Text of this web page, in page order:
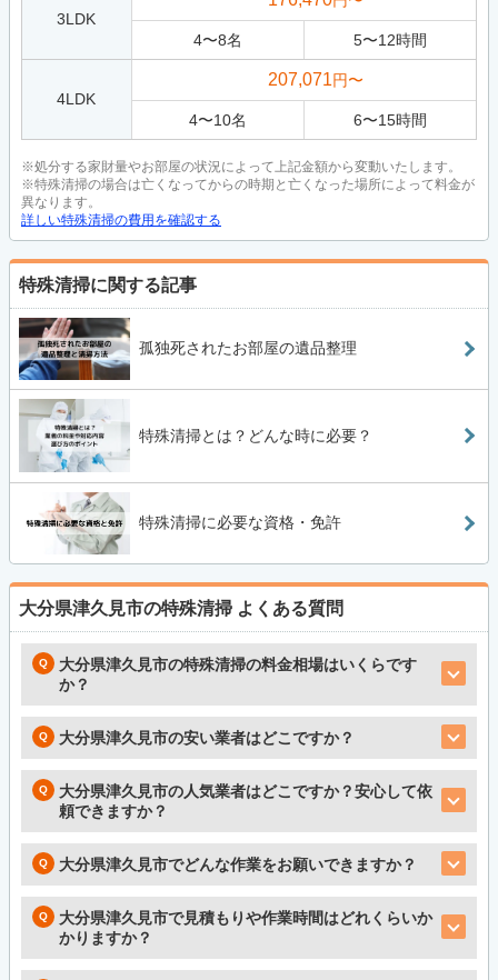
3LDK
4〜8名 5〜12時間
4LDK
207,071円〜
4〜10名 6〜15時間
※処分する家財量やお部屋の状況によって上記金額から変動いたします。
※特殊清掃の場合は亡くなってからの時期と亡くなった場所によって料金が
異なります。
詳しい特殊清掃の費用を確認する
特殊清掃に関する記事
孤独死されたお部屋の遺品整理
特殊清掃とは？どんな時に必要？
特殊清掃に必要な資格・免許
大分県津久見市の特殊清掃 よくある質問
大分県津久見市の特殊清掃の料金相場はいくらです
か？
大分県津久見市の安い業者はどこですか？
大分県津久見市の人気業者はどこですか？安心して依
頼できますか？
大分県津久見市でどんな作業をお願いできますか？
大分県津久見市で見積もりや作業時間はどれくらいか
かりますか？